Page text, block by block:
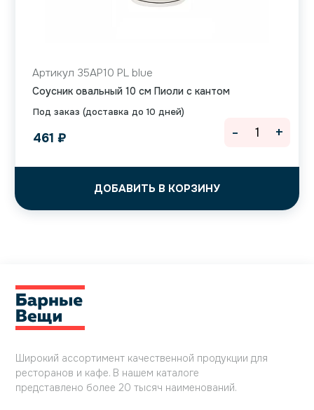
Под заказ (доставка до 10 дней)
Артикул 35AP10 PL blue
Соусник овальный 10 см Пиоли с кантом
461 ₽
ДОБАВИТЬ В КОРЗИНУ
- +
Широкий ассортимент качественной продукции для
ресторанов и кафе. В нашем каталоге
представлено более 20 тысяч наименований.